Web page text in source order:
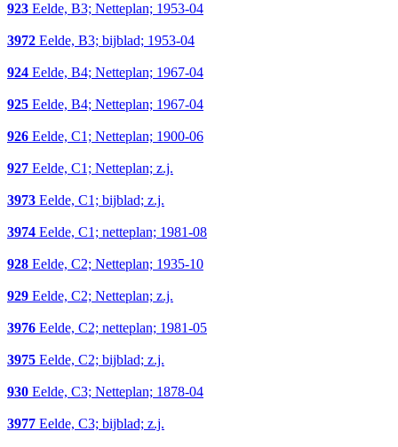
923 Eelde, B3; Netteplan; 1953-04
3972 Eelde, B3; bijblad; 1953-04
924 Eelde, B4; Netteplan; 1967-04
925 Eelde, B4; Netteplan; 1967-04
926 Eelde, C1; Netteplan; 1900-06
927 Eelde, C1; Netteplan; z.j.
3973 Eelde, C1; bijblad; z.j.
3974 Eelde, C1; netteplan; 1981-08
928 Eelde, C2; Netteplan; 1935-10
929 Eelde, C2; Netteplan; z.j.
3976 Eelde, C2; netteplan; 1981-05
3975 Eelde, C2; bijblad; z.j.
930 Eelde, C3; Netteplan; 1878-04
3977 Eelde, C3; bijblad; z.j.